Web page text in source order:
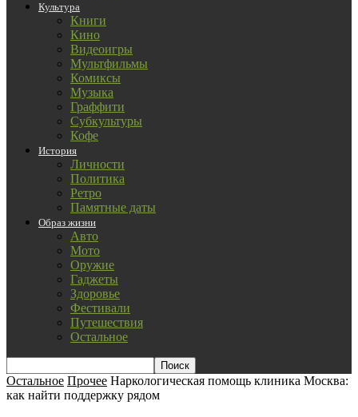
Культура
Книги
Кино
Видеоигры
Мультфильмы
Комиксы
Музыка
Граффити
Субкультуры
Кофе
История
Личности
Политика
Ретро
Памятные даты
Образ жизни
Авто
Мото
Оружие
Гаджеты
Здоровье
Фестивали
Путешествия
Остальное
Остальное Прочее Наркологическая помощь клиника Москва:
как найти поддержку рядом